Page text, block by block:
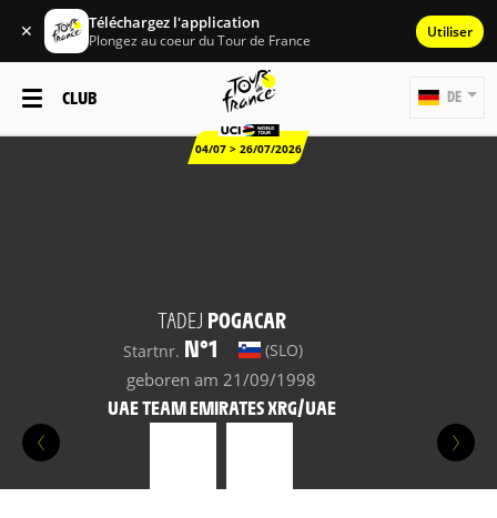
✕ Téléchargez l'application
Plongez au coeur du Tour de France Utiliser
CLUB
04/07 > 26/07/2026
DE
TADEJ POGACAR
Startnr. N°1 (SLO)
geboren am 21/09/1998
UAE TEAM EMIRATES XRG/UAE